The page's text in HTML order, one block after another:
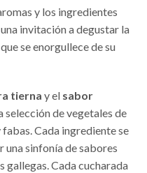
y los ingredientes
invitación a degustar la
se enorgullece de su
tierna y el sabor
selección de vegetales de
Cada ingrediente se
sinfonía de sabores
gallegas. Cada cucharada